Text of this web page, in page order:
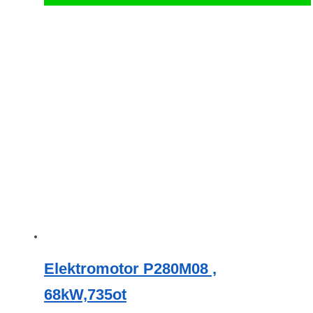
Elektromotor P280M08 ,
68kW,735ot